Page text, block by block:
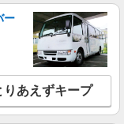
ただければ希望条件
。 ★時間外手当別途
上手当を含みます。
改定（地域により異
に＋50円
15-16
詳細を見る
NEW
ー
りあえずキープ